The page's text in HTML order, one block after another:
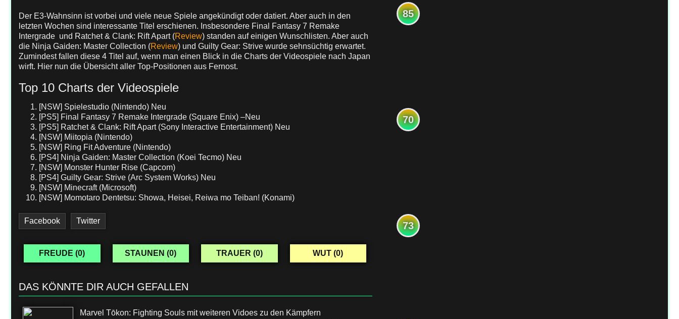
Der E3-Wahnsinn ist vorbei und viele neue Spiele angekündigt oder datiert. Aber auch in den
letzten Wochen sind interessante Titel erschienen. Insbesondere Final Fantasy 7 Remake
Intergrade und Ratchet & Clank: Rift Apart (Review) standen auf einigen Wunschlisten. Aber auch
die Ninja Gaiden: Master Collection (Review) und Guilty Gear: Strive wurde sehnsüchtig erwartet.
Zumindest fallen diese 4 Titel auf, wenn man einen Blick in die Charts der Videospiele nach Japan
wirft. Hier nun die Übersicht aller Top-Positionen aus Fernost.
Top 10 Charts der Videospiele
[NSW] Spielestudio (Nintendo) Neu
[PS5] Final Fantasy 7 Remake Intergrade (Square Enix) –Neu
[PS5] Ratchet & Clank: Rift Apart (Sony Interactive Entertainment) Neu
[NSW] Miitopia (Nintendo)
[NSW] Ring Fit Adventure (Nintendo)
[PS4] Ninja Gaiden: Master Collection (Koei Tecmo) Neu
[NSW] Monster Hunter Rise (Capcom)
[PS4] Guilty Gear: Strive (Arc System Works) Neu
[NSW] Minecraft (Microsoft)
[NSW] Momotaro Dentetsu: Showa, Heisei, Reiwa mo Teiban! (Konami)
Facebook Twitter
FREUDE (0) STAUNEN (0) TRAUER (0) WUT (0)
DAS KÖNNTE DIR AUCH GEFALLEN
Marvel Tōkon: Fighting Souls mit weiteren Vidoes zu den Kämpfern
85
70
73